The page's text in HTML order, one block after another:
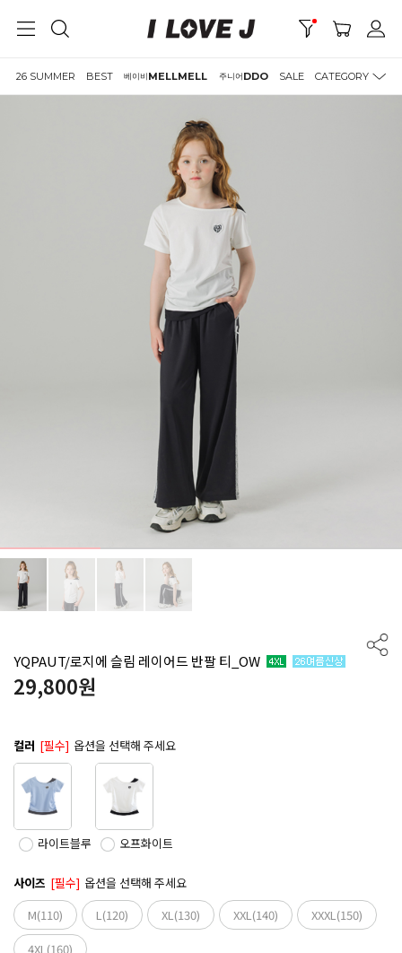
26 SUMMER BEST 베이비MELLMELL 주니어DDO SALE CATEGORY
YQPAUT/로지에 슬림 레이어드 반팔 티_OW
29,800원
컬러 [필수] 옵션을 선택해 주세요
라이트블루 오프화이트
사이즈 [필수] 옵션을 선택해 주세요
M(110)
L(120) XL(130) XXL(140)
XXXL(150)
4XL(160)